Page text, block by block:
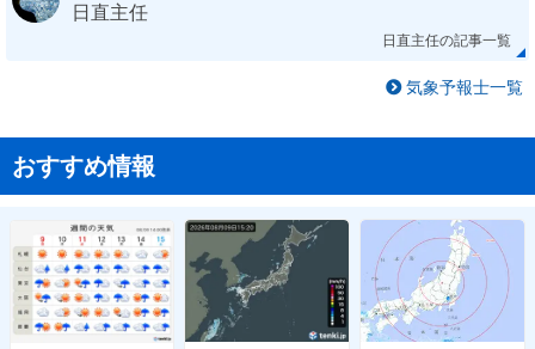
日直主任
日直主任の記事一覧
気象予報士一覧
おすすめ情報